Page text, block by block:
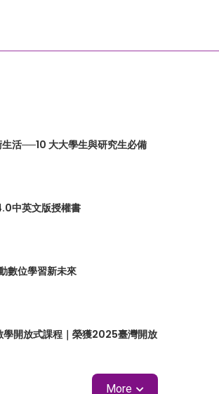
活──10 大大學生與研究生必備
中英文版授權書
數位學習新未來
開放式課程｜榮獲2025臺灣開放
More